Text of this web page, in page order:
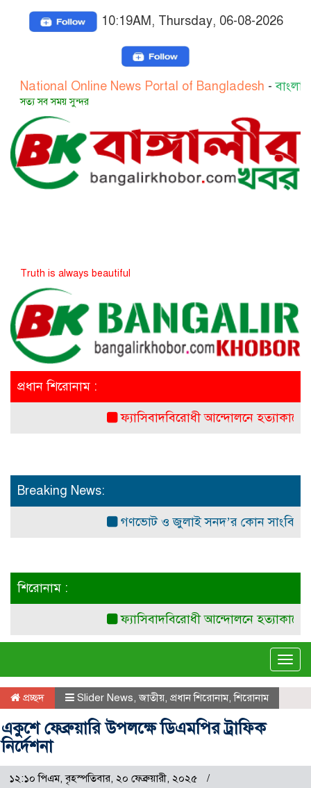
10:19AM, Thursday, 06-08-2026
Online News Portal of Bangladesh- বাংলাদেশের
সুন্দর
always beautiful
প্রধান শিরোনাম :
ফ্যাসিবাদবিরোধী আন্দোলনে হত্যাকাণ্ডের বিচার
Breaking News:
গণভোট ও জুলাই সনদ’র কোন সাংবিধানিক ও
শিরোনাম :
ফ্যাসিবাদবিরোধী আন্দোলনে হত্যাকাণ্ডের বিচার
প্রচ্ছদ Slider News,জাতীয়, প্রধান শিরোনাম,শিরোনাম
একুশে ফেব্রুয়ারি উপলক্ষে ডিএমপির ট্রাফিক
নির্দেশনা
১২:১০ পিএম, বৃহস্পতিবার, ২০ ফেব্রুয়ারী, ২০২৫